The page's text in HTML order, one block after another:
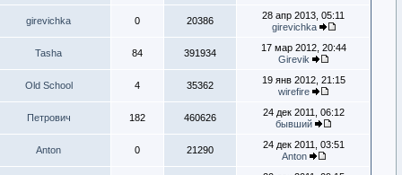
girevichka 0 20386
28 апр 2013, 05:11
girevichka
Tasha 84 391934
17 мар 2012, 20:44
Girevik
Old School 4 35362
19 янв 2012, 21:15
wirefire
Петрович 182 460626
24 дек 2011, 06:12
бывший
Anton 0 21290
24 дек 2011, 03:51
Anton